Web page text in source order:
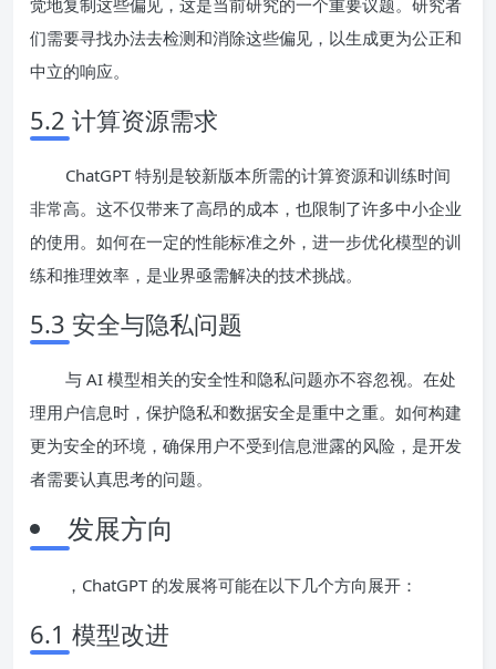
们需要寻找办法去检测和消除这些偏见，以生成更为公正和
中立的响应。
5.2 计算资源需求
ChatGPT 特别是较新版本所需的计算资源和训练时间
非常高。这不仅带来了高昂的成本，也限制了许多中小企业
的使用。如何在一定的性能标准之外，进一步优化模型的训
练和推理效率，是业界亟需解决的技术挑战。
5.3 安全与隐私问题
与 AI 模型相关的安全性和隐私问题亦不容忽视。在处
理用户信息时，保护隐私和数据安全是重中之重。如何构建
更为安全的环境，确保用户不受到信息泄露的风险，是开发
者需要认真思考的问题。
发展方向
，ChatGPT 的发展将可能在以下几个方向展开：
6.1 模型改进